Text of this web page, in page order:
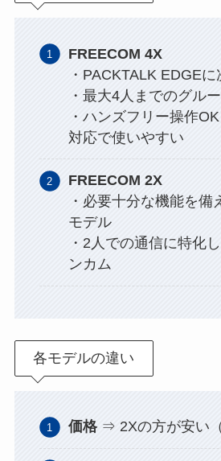
FREECOM 4X
・PACKTALK EDGE
・最大4人までのグル
・ハンズフリー操作
対応で使いやすい
FREECOM 2X
・必要十分な機能を備
モデル
・2人での通信に特化
ンカム
各モデルの違い
価格⇒ 2Xの方が安い（